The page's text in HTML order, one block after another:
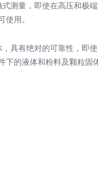
式测量，即使在高压和极
使用。
，具有绝对的可靠性，即
的液体和粉料及颗粒固